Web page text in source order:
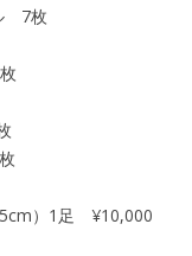
7枚
）1足 ¥10,000